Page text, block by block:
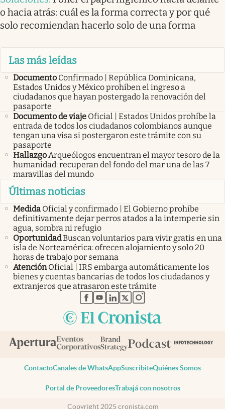
o hacia atrás: cuál es la forma correcta y por qué
solo recomiendan hacerlo solo de una forma
Las más leídas
Documento Confirmado | República Dominicana,
Estados Unidos y México prohíben el ingreso a
ciudadanos que hayan postergado la renovación del
pasaporte
Documento de viaje Oficial | Estados Unidos prohíbe la
entrada de todos los ciudadanos colombianos aunque
tengan una visa si postergaron este trámite con su
pasaporte
HallazgoArqueólogos encuentran el mayor tesoro de la
humanidad: recuperan del fondo del mar una de las 7
maravillas del mundo
Últimas noticias
Medida Oficial y confirmado | El Gobierno prohíbe
definitivamente dejar perros atados a la intemperie sin
agua, sombra ni refugio
OportunidadBuscan voluntarios para vivir gratis en una
isla de Norteamérica: ofrecen alojamiento y solo 20
horas de trabajo por semana
Atención Oficial | IRS embarga automáticamente los
bienes y cuentas bancarias de todos los ciudadanos y
extranjeros que atrasaron este trámite
abre en nueva pestaña
abre en nueva pestaña
abre en nueva pestaña
abre en nueva pestaña
abre en nueva pestaña
ContactoCanales de WhatsAppSuscribiteQuiénes Somos
Portal de ProveedoresTrabajá con nosotros
Copyright 2025 cronista.com